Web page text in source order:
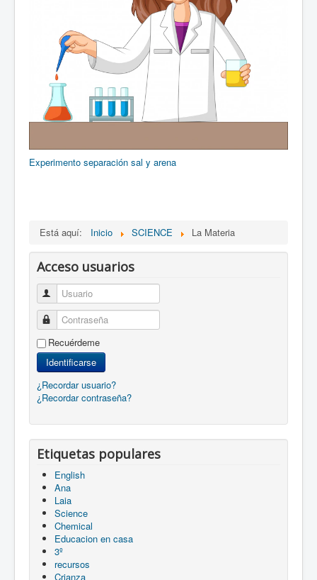
Experimento separación sal y arena
Está aquí: Inicio SCIENCE La Materia
Acceso usuarios
Usuario
Contraseña
Recuérdeme
Identificarse
¿Recordar usuario?
¿Recordar contraseña?
Etiquetas populares
English
Ana
Laia
Science
Chemical
Educacion en casa
3º
recursos
Crianza